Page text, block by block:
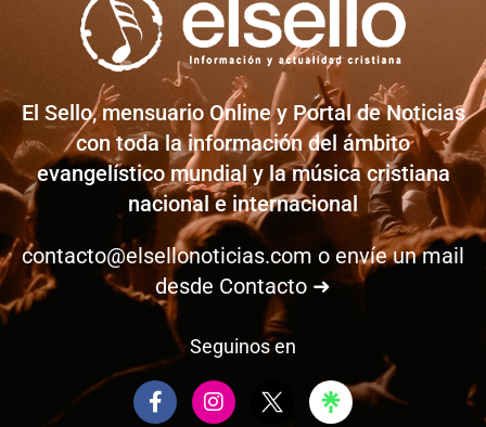
El Sello, mensuario Online y Portal de Noticias
con toda la información del ámbito
evangelístico mundial y la música cristiana
nacional e internacional
contacto@elsellonoticias.com o envíe un mail
desde Contacto ➜
Seguinos en
F
a
I
n